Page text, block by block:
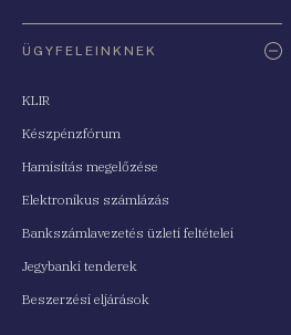
ÜGYFELEINKNEK
KLIR
Készpénzfórum
Hamisítás megelőzése
Elektronikus számlázás
Bankszámlavezetés üzleti feltételei
Jegybanki tenderek
Beszerzési eljárások